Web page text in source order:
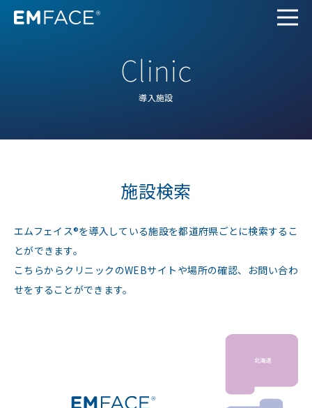
Contact
Clinic
導入施設
施設検索
エムフェイス®を導入している施設を都道府県ごとに検索するこ
とができます。
こちらからクリニックのWEBサイトや場所の確認、お問い合わ
せをすることができます。